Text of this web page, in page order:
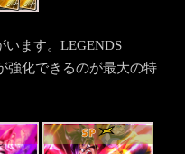
ます。LEGENDS
強化できるのが最大の特
SP